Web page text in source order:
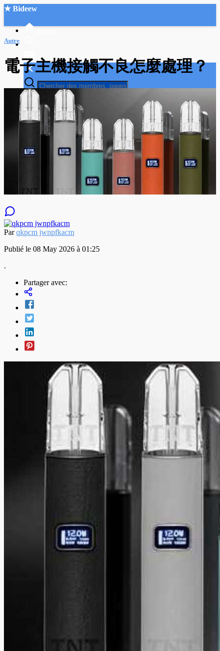
★ Bideew
Recherche Avancée
Connexion
Créer un compte
Mode nuit
Autre
電子主機接觸不良怎麼處理？
Parqkpcm jwnpfkacm
Publié le 08 May 2026 à 01:25
.
Partager avec: